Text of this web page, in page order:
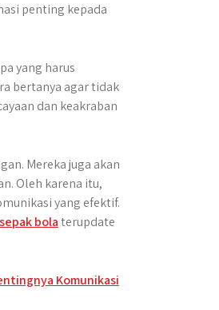
penting kepada
yang harus
bertanya agar tidak
dan keakraban
Mereka juga akan
Oleh karena itu,
yang efektif.
bolaterupdate
Komunikasi